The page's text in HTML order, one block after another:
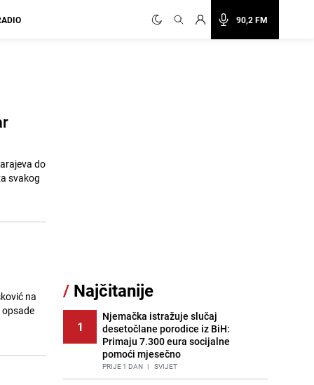
90,2 FM
do
svakog
na
/ Najčitanije
1
Njemačka istražuje slučaj
desetočlane porodice iz BiH:
Primaju 7.300 eura socijalne
pomoći mjesečno
PRIJE 1 DAN | SVIJET